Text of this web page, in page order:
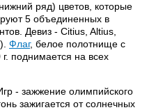
ряд) цветов, которые
5 объединенных в
Девиз - Citius, Altius,
Флаг, белое полотнище с
поднимается на всех
- зажжение олимпийского
зажигается от солнечных